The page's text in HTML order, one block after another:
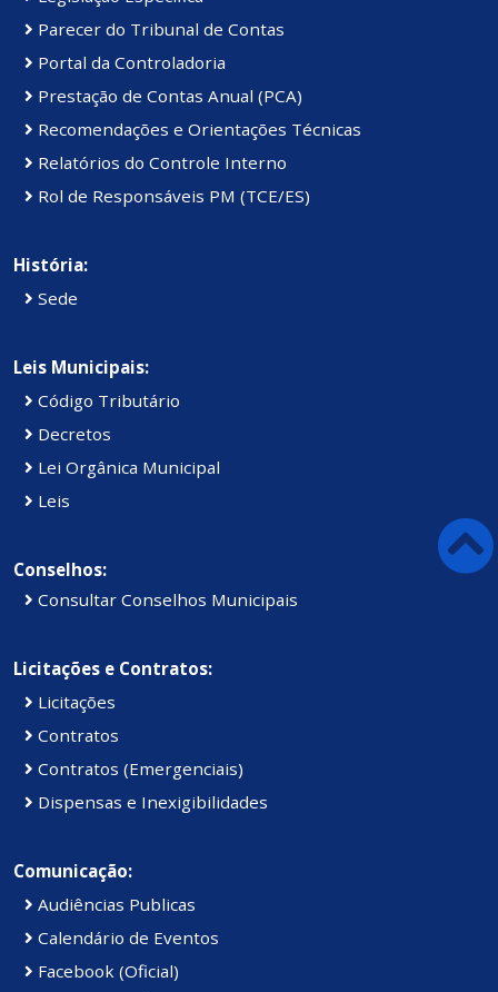
Parecer do Tribunal de Contas
Portal da Controladoria
Prestação de Contas Anual (PCA)
Recomendações e Orientações Técnicas
Relatórios do Controle Interno
Rol de Responsáveis PM (TCE/ES)
História:
Sede
Leis Municipais:
Código Tributário
Decretos
Lei Orgânica Municipal
Leis
Conselhos:
Consultar Conselhos Municipais
Licitações e Contratos:
Licitações
Contratos
Contratos (Emergenciais)
Dispensas e Inexigibilidades
Comunicação:
Audiências Publicas
Calendário de Eventos
Facebook (Oficial)